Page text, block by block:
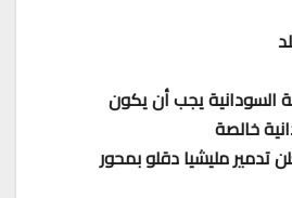
السودانية يجب أن يكون
خالصة
تدمير مليشيا دقلو بمحور